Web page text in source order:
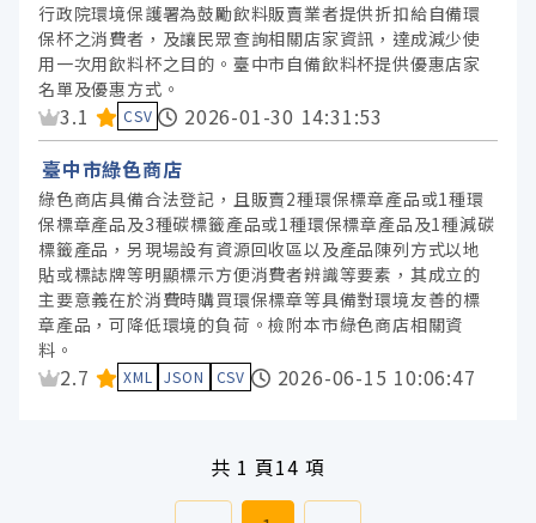
行政院環境保護署為鼓勵飲料販賣業者提供折扣給自備環
保杯之消費者，及讓民眾查詢相關店家資訊，達成減少使
用一次用飲料杯之目的。臺中市自備飲料杯提供優惠店家
名單及優惠方式。
資料集評分：
3.1 CSV
2026-01-30 14:31:53
臺中市綠色商店
綠色商店具備合法登記，且販賣2種環保標章產品或1種環
保標章產品及3種碳標籤產品或1種環保標章產品及1種減碳
標籤產品，另現場設有資源回收區以及產品陳列方式以地
貼或標誌牌等明顯標示方便消費者辨識等要素，其成立的
主要意義在於消費時購買環保標章等具備對環境友善的標
章產品，可降低環境的負荷。檢附本市綠色商店相關資
料。
資料集評分：
2.7 XML JSON CSV 2026-06-15 10:06:47
共 1 頁14 項